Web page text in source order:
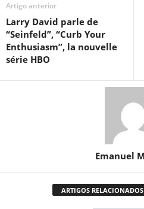
Artigo anterior
Larry David parle de
“Seinfeld”, “Curb Your
Enthusiasm”, la nouvelle
série HBO
Emanuel
ARTIGOS RELACIONADOS